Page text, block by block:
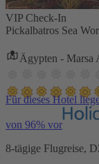
VIP Check-In
Pickalbatros Sea
Ägypten - Marsa
Für dieses Hotel
von 96% vor
8-tägige Flugreise,